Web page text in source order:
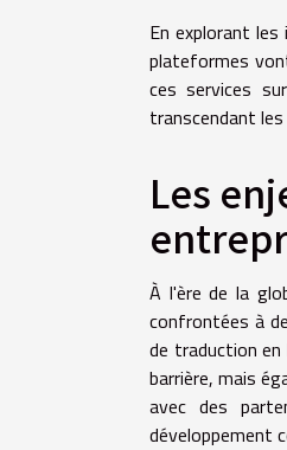
En explorant
plateformes
ces services
transcendant
Les
À l'ère de la
confrontées à
de traduction
barrière, mais
avec des
développement